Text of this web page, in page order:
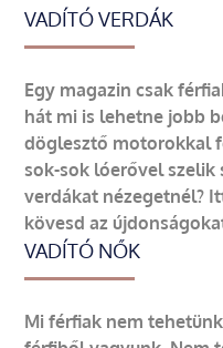
VADÍTÓ VERDÁK
Egy magazin csak
hát mi is lehetne jobb
döglesztő motorokkal
sok-sok lóerővel szelik
verdákat nézegetnél?
kövesd az
VADÍTÓ NŐK
Mi férfiak nem